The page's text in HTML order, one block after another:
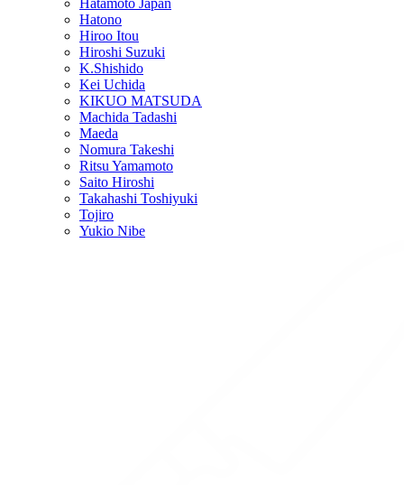
Hatono
Hiroo Itou
Hiroshi Suzuki
K.Shishido
Kei Uchida
KIKUO MATSUDA
Machida Tadashi
Maeda
Nomura Takeshi
Ritsu Yamamoto
Saito Hiroshi
Takahashi Toshiyuki
Tojiro
Yukio Nibe